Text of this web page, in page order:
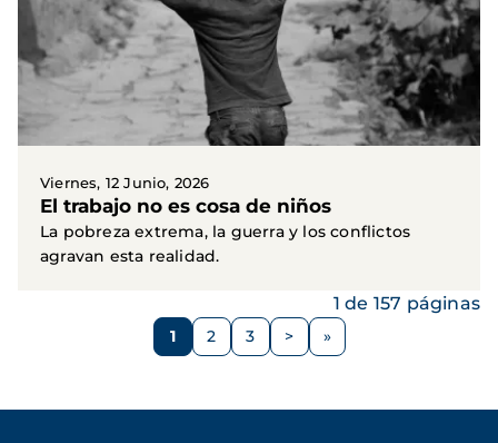
Viernes, 12 Junio, 2026
El trabajo no es cosa de niños
La pobreza extrema, la guerra y los conflictos
agravan esta realidad.
Página
1 Página
2 Página
3
Siguiente
>
1 de 157 páginas